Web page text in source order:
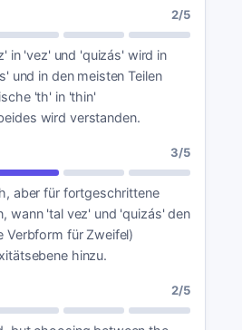
2/5
in 'vez' und 'quizás' wird in
und in den meisten Teilen
'th' in 'thin'
wird verstanden.
3/5
aber für fortgeschrittene
wann 'tal vez' und 'quizás' den
Verbform für Zweifel)
hinzu.
2/5